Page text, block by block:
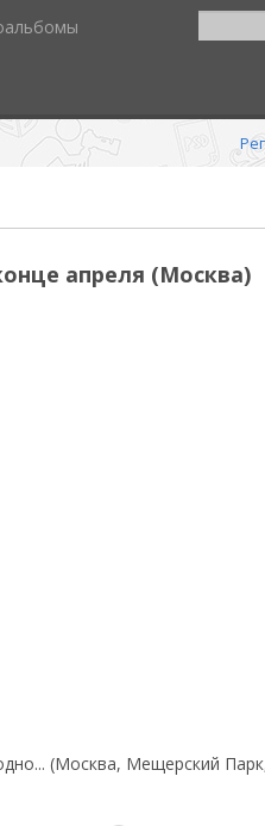
апреля (Москва)
(Москва, Мещерский